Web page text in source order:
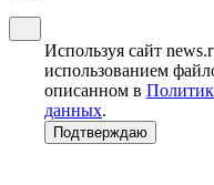
Используя сайт
использованием
описанном в
данных.
Подтверждаю